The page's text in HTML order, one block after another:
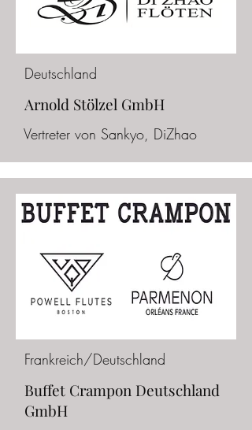
Deutschland
Arnold Stölzel GmbH
Vertreter von Sankyo, DiZhao
Frankreich/Deutschland
Buffet Crampon Deutschland
GmbH